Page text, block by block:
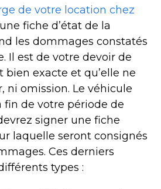
de votre location chez
fiche d’état de la
les dommages constatés
Il est de votre devoir de
bien exacte et qu’elle ne
ni omission. Le véhicule
fin de votre période de
signer une fiche
laquelle seront consignés
Ces derniers
types :